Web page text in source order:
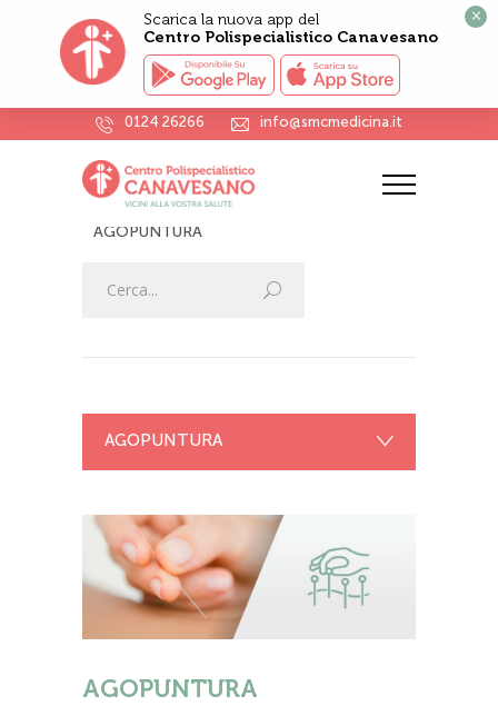
0124 26266 info@smcmedicina.it
AGOPUNTURA
HOME
VISITE SPECIALISTICHE
AGOPUNTURA
AGOPUNTURA
AGOPUNTURA
Scarica la nuova app del
Centro Polispecialistico Canavesano
×